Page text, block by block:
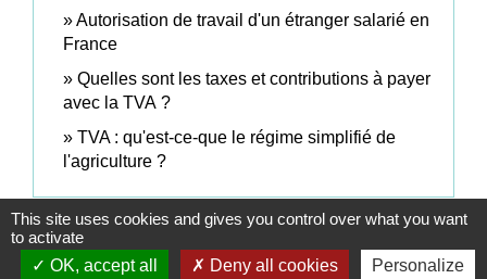
Autorisation de travail d'un étranger salarié en
France
Quelles sont les taxes et contributions à payer
avec la TVA ?
TVA : qu'est-ce-que le régime simplifié de
l'agriculture ?
Signaler une erreur sur cette page
This site uses cookies and gives you control over what you want
to activate
OK, accept all
Deny all cookies Personalize